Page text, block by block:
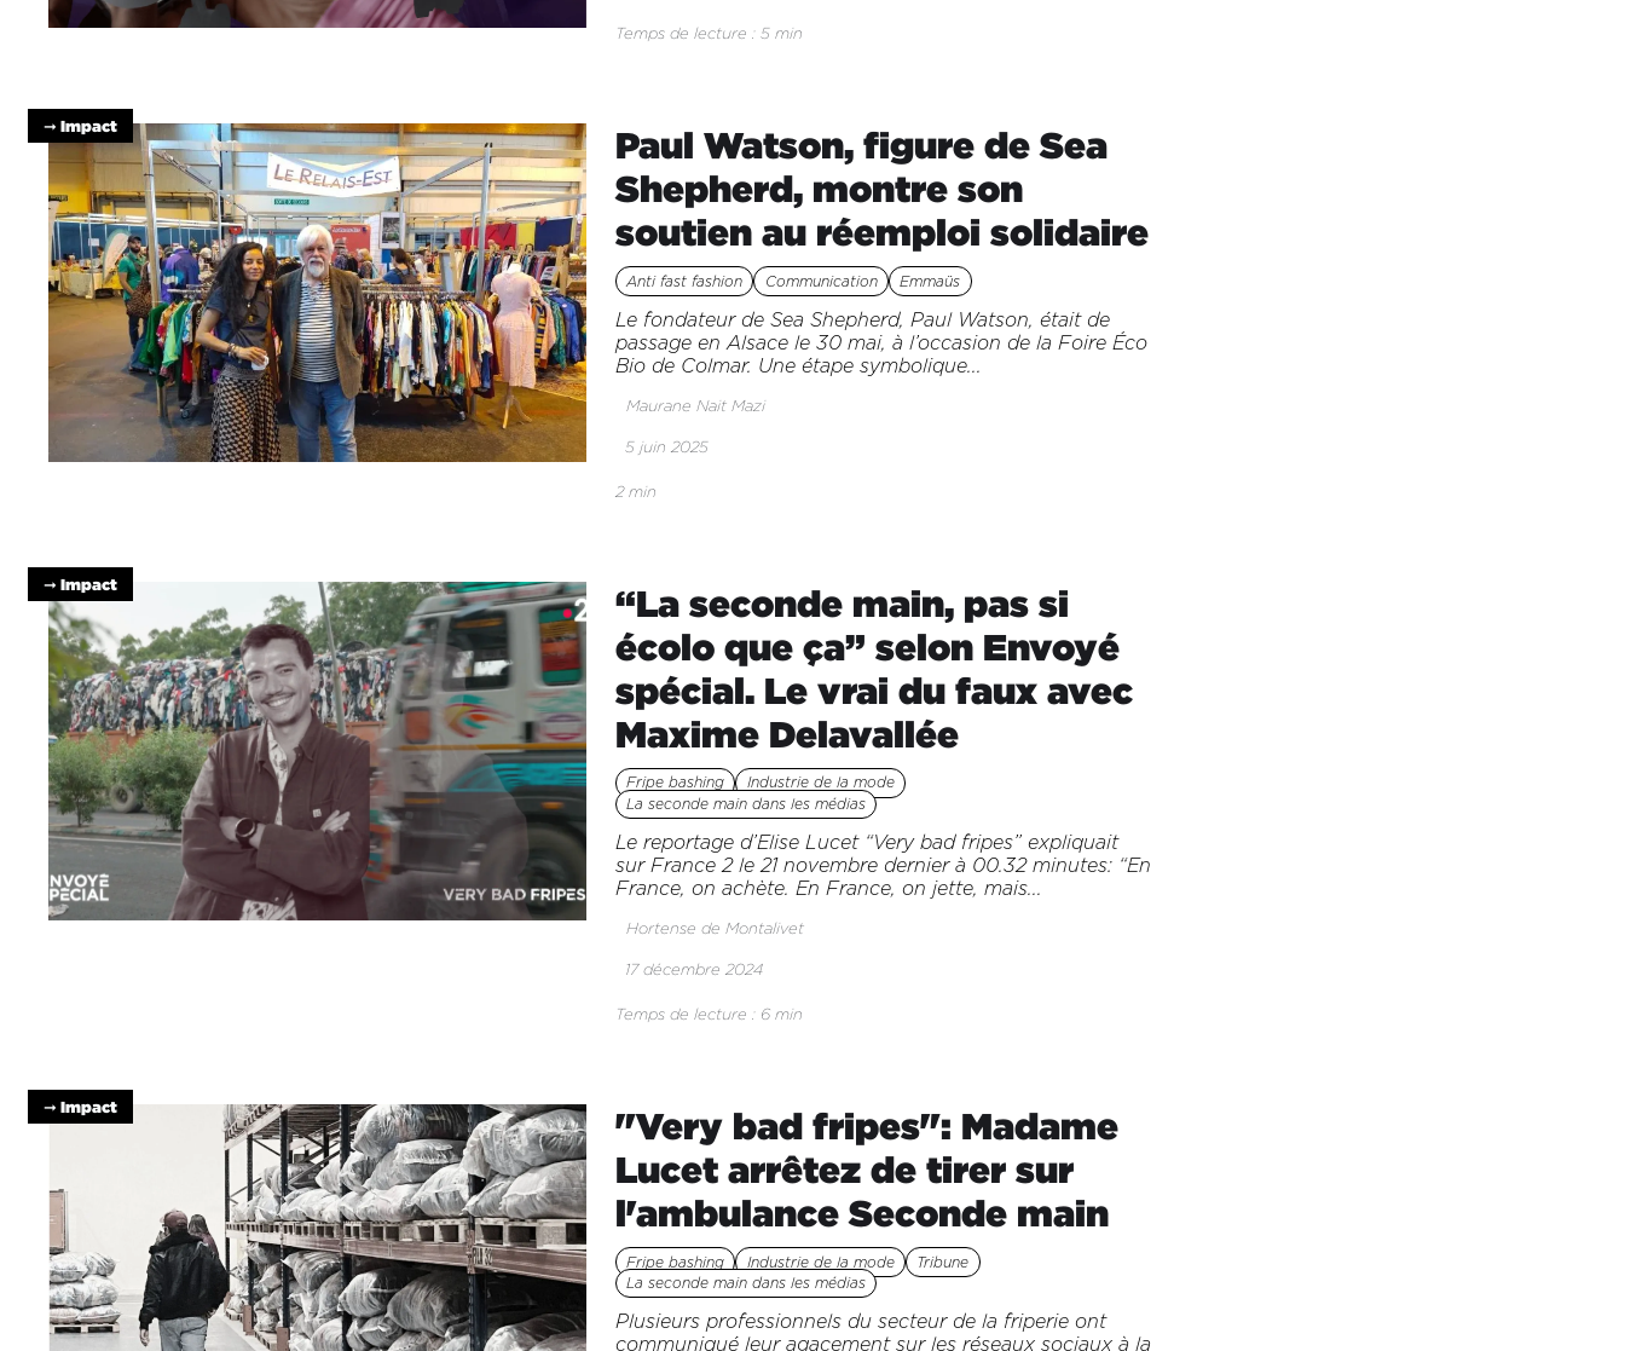
Temps de lecture : 5 min
➞ Impact
Paul Watson, figure de Sea
Shepherd, montre son
soutien au réemploi solidaire
Anti fast fashion Communication Emmaüs
Le fondateur de Sea Shepherd, Paul Watson, était de
passage en Alsace le 30 mai, à l’occasion de la Foire Éco
Bio de Colmar. Une étape symbolique...
Maurane Nait Mazi
5 juin 2025
2 min
➞ Impact
“La seconde main, pas si
écolo que ça” selon Envoyé
spécial. Le vrai du faux avec
Maxime Delavallée
Fripe bashing
Industrie de la mode
La seconde main dans les médias
Le reportage d’Elise Lucet “Very bad fripes” expliquait
sur France 2 le 21 novembre dernier à 00.32 minutes: “En
France, on achète. En France, on jette, mais...
Hortense de Montalivet
17 décembre 2024
Temps de lecture : 6 min
➞ Impact
"Very bad fripes": Madame
Lucet arrêtez de tirer sur
l'ambulance Seconde main
Fripe bashing Industrie de la mode
Tribune
La seconde main dans les médias
Plusieurs professionnels du secteur de la friperie ont
communiqué leur agacement sur les réseaux sociaux à la